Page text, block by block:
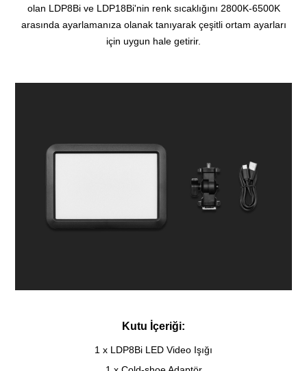
olan LDP8Bi ve LDP18Bi'nin renk sıcaklığını 2800K-6500K
arasında ayarlamanıza olanak tanıyarak çeşitli ortam ayarları
için uygun hale getirir.
Kutu İçeriği:
1 x LDP8Bi LED Video Işığı